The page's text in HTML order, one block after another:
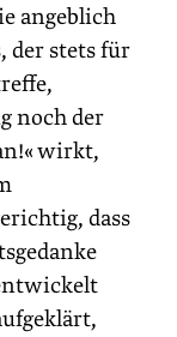
angeblich
der stets für
noch der
wirkt,
dass